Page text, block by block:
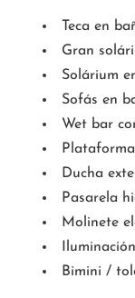
Teca en
Gran
Solárium
Sofás en
Wet bar
Ducha
Pasarela
Molinete
Bimini /